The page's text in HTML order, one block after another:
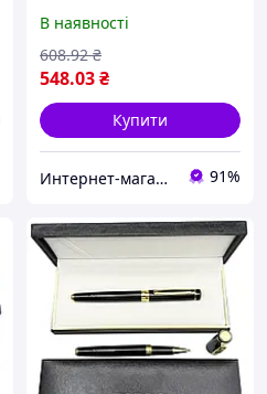
В наявності
548.03₴
608.92 ₴
Купити
Интернет-магазин Восторг Онлайн - товары для различных людей! 91%